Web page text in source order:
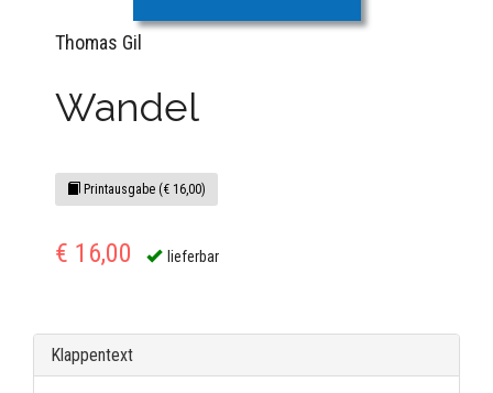
Thomas Gil
Wandel
Printausgabe (€ 16,00)
€ 16,00 lieferbar
Klappentext